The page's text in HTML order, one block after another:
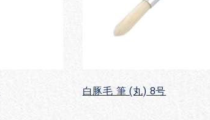
白豚毛 筆 (丸) 8号